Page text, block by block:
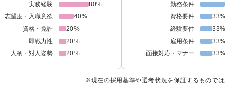
実務経験
80%
志望度・入職意欲
40%
資格・免許
20%
即戦力性
20%
人柄・対人姿勢
20%
勤務条件
資格要件
33%
経験要件
33%
雇用条件
33%
面接対応・マナー
33%
※現在の採用基準や選考状況を保証するものでは